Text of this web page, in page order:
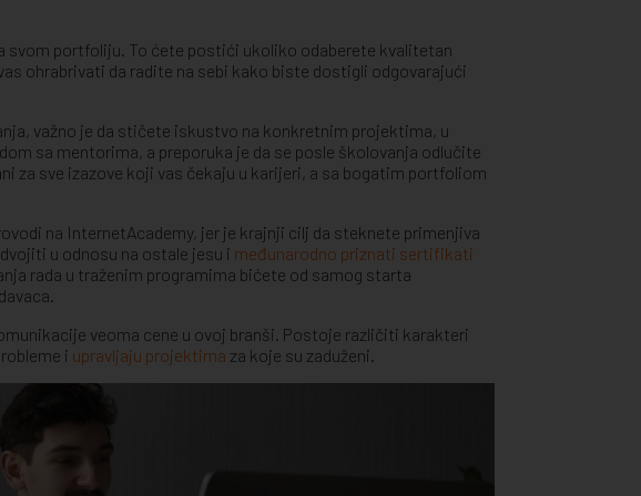
svom portfoliju. To ćete postići ukoliko odaberete kvalitetan
ohrabrivati da radite na sebi kako biste dostigli odgovarajući
važno je da stičete iskustvo na konkretnim projektima, u
sa mentorima, a preporuka je da se posle školovanja odlučite
za sve izazove koji vas čekaju u karijeri, a sa bogatim portfoliom
na InternetAcademy, jer je krajnji cilj da steknete primenjiva
u odnosu na ostale jesu i međunarodno priznati sertifikati
rada u traženim programima bićete od samog starta
veoma cene u ovoj branši. Postoje različiti karakteri
i upravljaju projektima za koje su zaduženi.